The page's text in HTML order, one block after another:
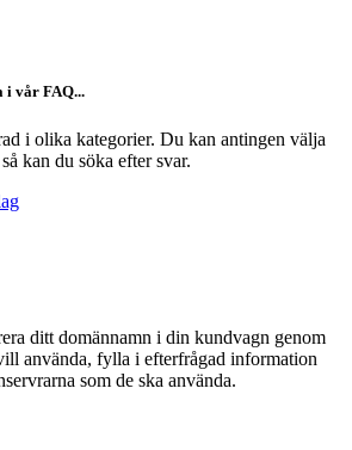
i vår FAQ...
i olika kategorier. Du kan antingen välja
kan du söka efter svar.
ditt domännamn i din kundvagn genom
använda, fylla i efterfrågad information
som de ska använda.